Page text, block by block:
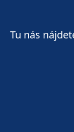
Tu nás